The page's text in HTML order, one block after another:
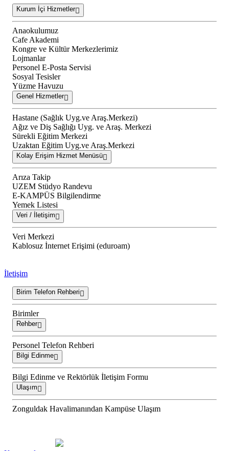
Kurum İçi Hizmetler
Anaokulumuz
Cafe Akademi
Kongre ve Kültür Merkezlerimiz
Lojmanlar
Personel E-Posta Servisi
Sosyal Tesisler
Yüzme Havuzu
Genel Hizmetler
Hastane (Sağlık Uyg.ve Araş.Merkezi)
Ağız ve Diş Sağlığı Uyg. ve Araş. Merkezi
Sürekli Eğitim Merkezi
Uzaktan Eğitim Uyg.ve Araş.Merkezi
Kolay Erişim Hizmet Menüsü
Arıza Takip
UZEM Stüdyo Randevu
E-KAMPÜS Bilgilendirme
Yemek Listesi
Veri / İletişim
Veri Merkezi
Kablosuz İnternet Erişimi (eduroam)
İletişim
Birim Telefon Rehberi
Birimler
Rehber
Personel Telefon Rehberi
Bilgi Edinme
Bilgi Edinme ve Rektörlük İletişim Formu
Ulaşım
Zonguldak Havalimanından Kampüse Ulaşım